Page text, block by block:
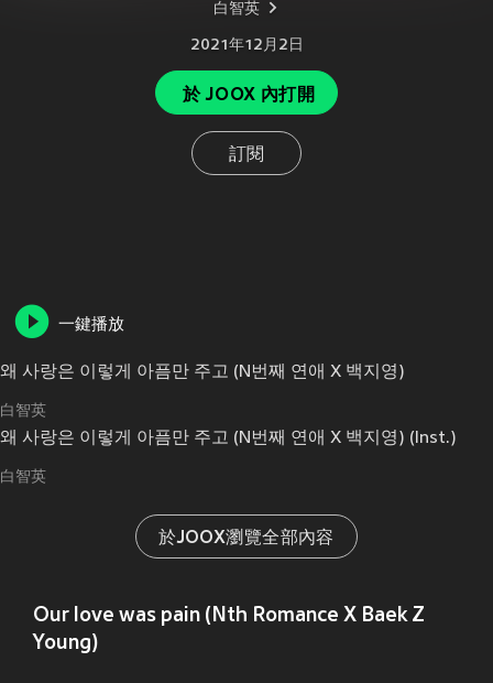
白智英
2021年12月2日
於 JOOX 內打開
訂閱
一鍵播放
왜 사랑은 이렇게 아픔만 주고 (N번째 연애 X 백지영)
白智英
왜 사랑은 이렇게 아픔만 주고 (N번째 연애 X 백지영) (Inst.)
白智英
於JOOX瀏覽全部內容
Our love was pain (Nth Romance X Baek Z
Young)